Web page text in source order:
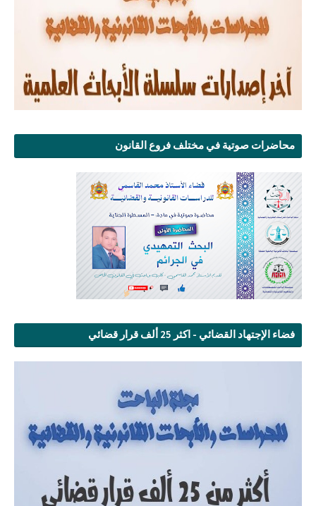
محاضرات صوتية في مختلف فروع القانون
فضاء الإجتهاد القضائي - اكثر 25 ألف قرار قضائي